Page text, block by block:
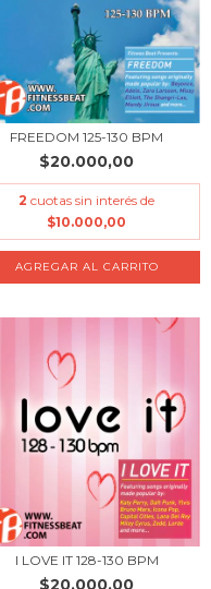
FREEDOM 125-130 BPM
$20.000,00
2 cuotas sin interés de
$10.000,00
I LOVE IT 128-130 BPM
$20.000,00